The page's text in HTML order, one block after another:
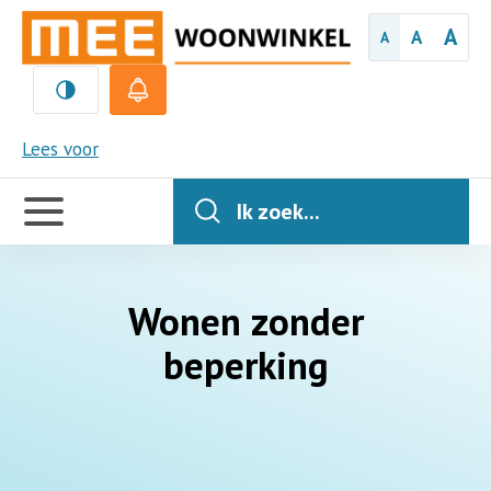
A A A
Lees voor
MEE
Handige
links
Ik zoek...
Wonen zonder
beperking